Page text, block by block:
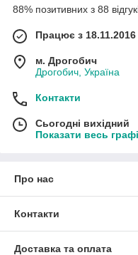
88% позитивних з 88
Працює з 18.11.2016
м. Дрогобич
Дрогобич, Україна
Контакти
Сьогодні вихідний
Показати весь
Про нас
Контакти
Доставка та оплата